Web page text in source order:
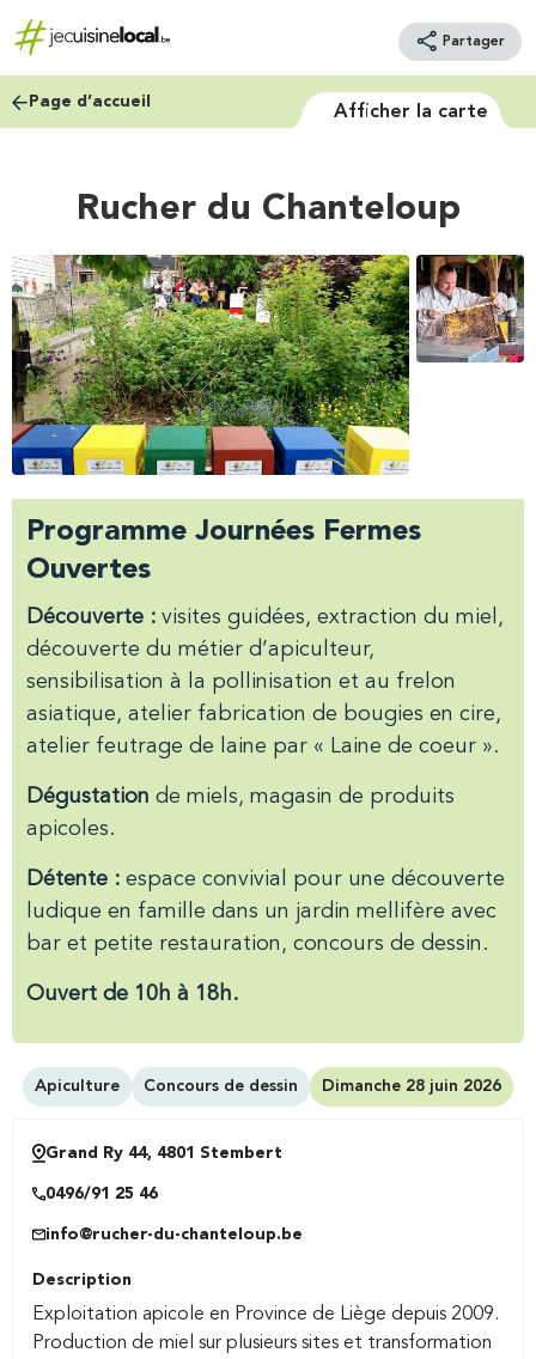
Partager
Page d’accueil
Afficher la carte
Rucher du Chanteloup
Programme Journées Fermes
Ouvertes
Découverte : visites guidées, extraction du miel,
découverte du métier d’apiculteur,
sensibilisation à la pollinisation et au frelon
asiatique, atelier fabrication de bougies en cire,
atelier feutrage de laine par « Laine de coeur ».
Dégustation de miels, magasin de produits
apicoles.
Détente : espace convivial pour une découverte
ludique en famille dans un jardin mellifère avec
bar et petite restauration, concours de dessin.
Ouvert de 10h à 18h.
Apiculture Concours de dessin Dimanche 28 juin 2026
Grand Ry 44, 4801 Stembert
0496/91 25 46
info@rucher-du-chanteloup.be
Description
Exploitation apicole en Province de Liège depuis 2009.
Production de miel sur plusieurs sites et transformation